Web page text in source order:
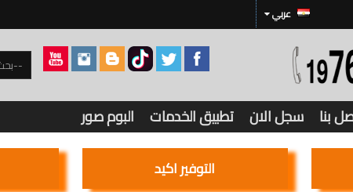
عربي
بنا سجل الان تطبيق الخدمات البوم صور
التوفير اكيد